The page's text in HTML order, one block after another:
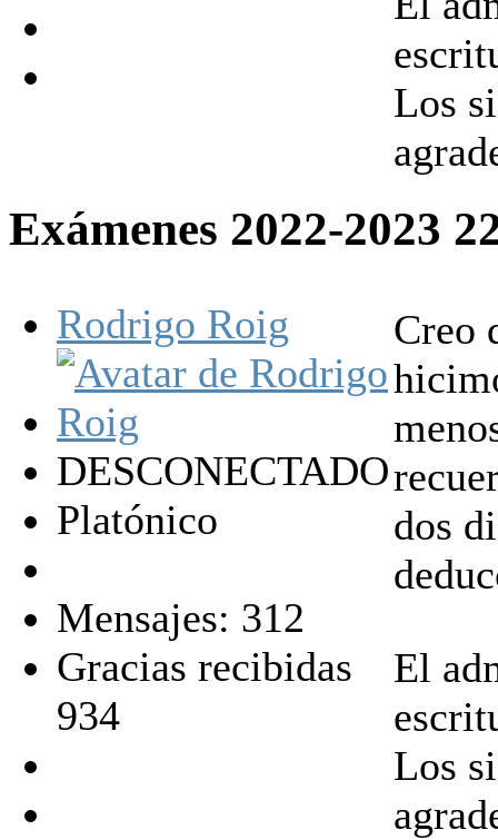
Los
Exámenes 2022-2023
Rodrigo Roig
DESCONECTADO
Platónico
Mensajes: 312
Gracias recibidas
934
Creo
dos
El
Los